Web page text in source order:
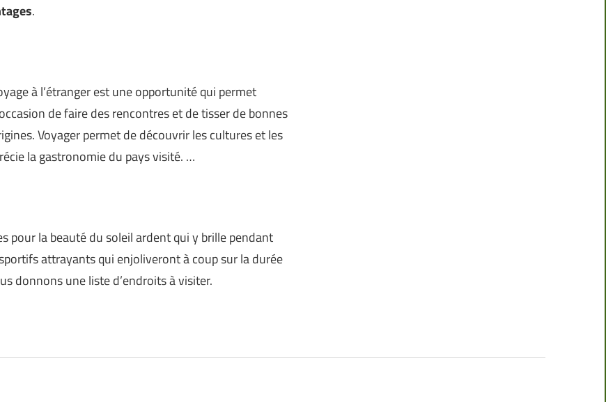
.
à l’étranger est une opportunité qui permet
de faire des rencontres et de tisser de bonnes
Voyager permet de découvrir les cultures et les
la gastronomie du pays visité. …
pour la beauté du soleil ardent qui y brille pendant
attrayants qui enjoliveront à coup sur la durée
donnons une liste d’endroits à visiter.